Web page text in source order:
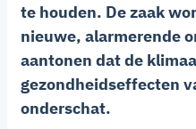
te houden. De zaak
nieuwe, alarmerende
aantonen dat de
gezondheidseffecten
onderschat.